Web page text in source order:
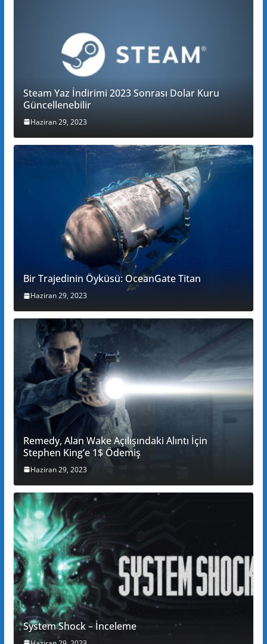
Steam Yaz İndirimi 2023 Sonrası Dolar Kuru
Güncellenebilir
Haziran 29, 2023
Bir Trajedinin Öyküsü: OceanGate Titan
Haziran 29, 2023
Remedy, Alan Wake Açılışındaki Alıntı İçin
Stephen King’e 1$ Ödemiş
Haziran 29, 2023
System Shock – İnceleme